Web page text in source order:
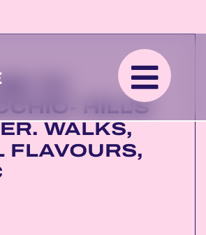
TO
HILL'S
WALKS,
FLAVOURS,